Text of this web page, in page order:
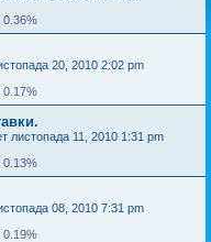
0.36%
20, 2010 2:02 pm
0.17%
листопада 11, 2010 1:31 pm
0.13%
08, 2010 7:31 pm
0.19%